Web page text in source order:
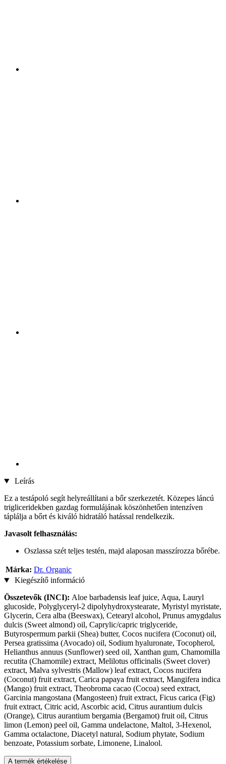
Leírás
Ez a testápoló segít helyreállítani a bőr szerkezetét. Közepes láncú
trigliceridekben gazdag formulájának köszönhetően intenzíven
táplálja a bőrt és kiváló hidratáló hatással rendelkezik.
Javasolt felhasználás:
Oszlassa szét teljes testén, majd alaposan masszírozza bőrébe.
Márka: Dr. Organic
Kiegészítő információ
Összetevők (INCI): Aloe barbadensis leaf juice, Aqua, Lauryl
glucoside, Polyglyceryl-2 dipolyhydroxystearate, Myristyl myristate,
Glycerin, Cera alba (Beeswax), Cetearyl alcohol, Prunus amygdalus
dulcis (Sweet almond) oil, Caprylic/capric triglyceride,
Butyrospermum parkii (Shea) butter, Cocos nucifera (Coconut) oil,
Persea gratissima (Avocado) oil, Sodium hyaluronate, Tocopherol,
Helianthus annuus (Sunflower) seed oil, Xanthan gum, Chamomilla
recutita (Chamomile) extract, Melilotus officinalis (Sweet clover)
extract, Malva sylvestris (Mallow) leaf extract, Cocos nucifera
(Coconut) fruit extract, Carica papaya fruit extract, Mangifera indica
(Mango) fruit extract, Theobroma cacao (Cocoa) seed extract,
Garcinia mangostana (Mangosteen) fruit extract, Ficus carica (Fig)
fruit extract, Citric acid, Ascorbic acid, Citrus aurantium dulcis
(Orange), Citrus aurantium bergamia (Bergamot) fruit oil, Citrus
limon (Lemon) peel oil, Gamma undelactone, Maltol, 3-Hexenol,
Gamma octalactone, Diacetyl natural, Sodium phytate, Sodium
benzoate, Potassium sorbate, Limonene, Linalool.
A termék értékelése